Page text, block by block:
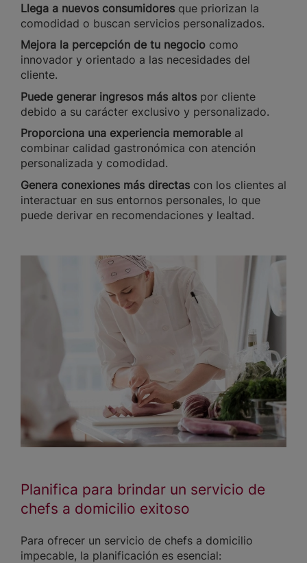
Llega a nuevos consumidores que priorizan la
comodidad o buscan servicios personalizados.
Mejora la percepción de tu negocio como
innovador y orientado a las necesidades del
cliente.
Puede generar ingresos más altos por cliente
debido a su carácter exclusivo y personalizado.
Proporciona una experiencia memorable al
combinar calidad gastronómica con atención
personalizada y comodidad.
Genera conexiones más directas con los clientes al
interactuar en sus entornos personales, lo que
puede derivar en recomendaciones y lealtad.
Planifica para brindar un servicio de
chefs a domicilio exitoso
Para ofrecer un servicio de chefs a domicilio
impecable, la planificación es esencial: